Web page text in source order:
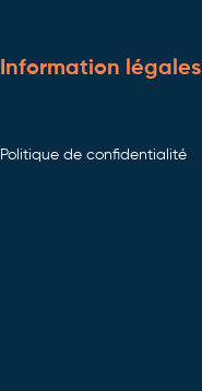
Information légales
Politique de confidentialité